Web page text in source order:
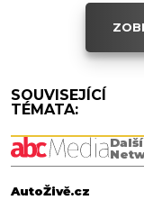
SOUVISEJÍCÍ
TÉMATA:
AutoŽivě.cz